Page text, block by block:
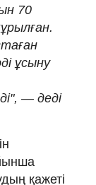
70
ұсыну
— деді
қажеті